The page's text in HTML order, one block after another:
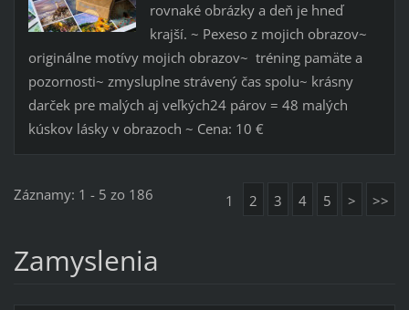
rovnaké obrázky a deň je hneď
krajší. ~ Pexeso z mojich obrazov~
originálne motívy mojich obrazov~ tréning pamäte a
pozornosti~ zmysluplne strávený čas spolu~ krásny
darček pre malých aj veľkých24 párov = 48 malých
kúskov lásky v obrazoch ~ Cena: 10 €
Záznamy: 1 - 5 zo 186 1 2 3 4 5 > >>
Zamyslenia